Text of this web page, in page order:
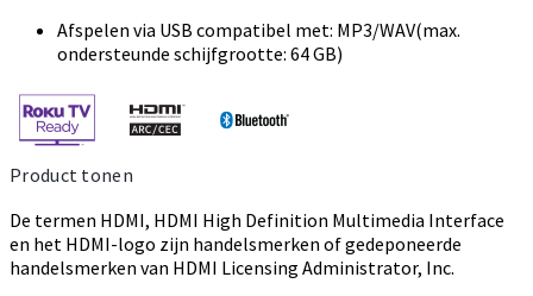
Afspelen via USB compatibel met: MP3/WAV(max.
ondersteunde schijfgrootte: 64 GB)
Product tonen
De termen HDMI, HDMI High Definition Multimedia Interface
en het HDMI-logo zijn handelsmerken of gedeponeerde
handelsmerken van HDMI Licensing Administrator, Inc.